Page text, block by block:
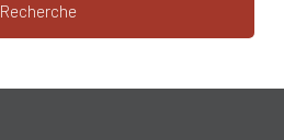
Recherche